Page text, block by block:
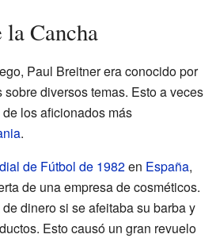
Cancha
Paul Breitner era conocido por
diversos temas. Esto a veces
los aficionados más
.
de Fútbol de 1982en España,
de una empresa de cosméticos.
dinero si se afeitaba su barba y
Esto causó un gran revuelo